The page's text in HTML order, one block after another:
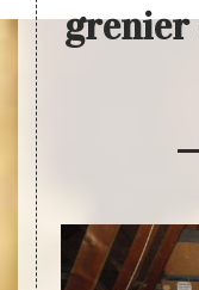
grenier